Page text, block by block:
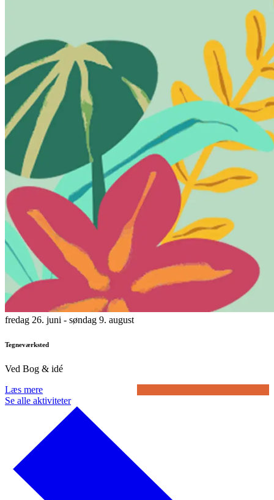
fredag 26. juni - søndag 9. august
Tegneværksted
Ved Bog & idé
Læs mere
Se alle aktiviteter